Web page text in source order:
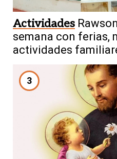
Actividades
semana con ferias,
actividades
3